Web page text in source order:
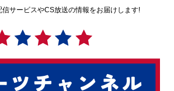
信サービスやCS放送の情報をお届けします!